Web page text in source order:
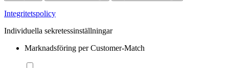
Integritetspolicy
Individuella sekretessinställningar
Marknadsföring per Customer-Match